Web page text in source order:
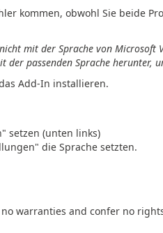
kommen, obwohl Sie beide
mit der Sprache von Microsoft
passenden Sprache herunter,
Add-In installieren.
setzen (unten links)
die Sprache setzten.
warranties and confer no